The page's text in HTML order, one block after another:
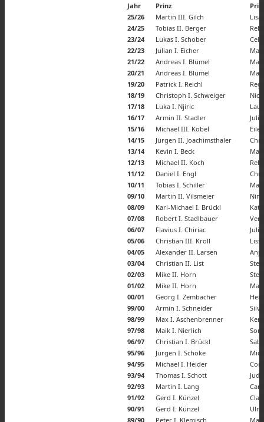
Jahr Prinz
25/26
Martin III. Gilch
24/25
Tobias II. Berger
23/24
Lukas I. Schober
22/23
Julian I. Eicher
21/22
Andreas I. Blümel
20/21
Andreas I. Blümel
19/20
Patrick I. Reichl
18/19
Christoph I. Schweiger
17/18
Luka I. Njiric
16/17
Armin II. Stadler
15/16
Michael III. Kobel
14/15
Jürgen II. Joachimsthaler
13/14
Kevin I. Beck
12/13
Michael II. Koch
11/12
Daniel I. Engl
10/11
Tobias I. Schiller
09/10
Martin II. Vilsmeier
08/09
Karl-Michael I. Brückl
07/08
Robert I. Stadlbauer
06/07
Flavius I. Chiriac
05/06
Christian III. Kroll
04/05
Alexander II. Larsen
03/04
Christian II. List
02/03
Mike II. Horn
01/02
Mike II. Horn
00/01
Georg I. Zembacher
99/00
Armin I. Schneider
98/99
Max I. Aschenbrenner
97/98
Maik I. Nierlich
96/97
Christian I. Brückl
95/96
Jürgen I. Schöke
94/95
Michael I. Heider
93/94
Thomas I. Schott
92/93
Martin I. Lang
91/92
Gerd I. Künzel
90/91
Gerd I. Künzel
89/90
Peter I. Klemisch